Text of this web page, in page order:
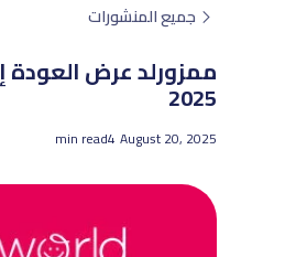
جميع المنشورات
ممزورلد عرض العودة
2025
August 20, 2025
4
min read